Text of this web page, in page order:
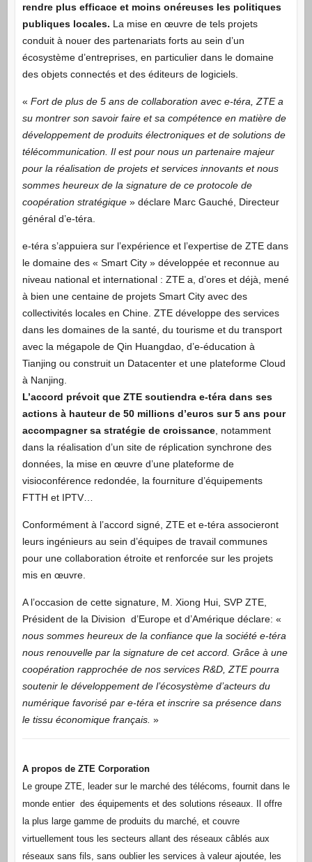
rendre plus efficace et moins onéreuses les politiques
publiques locales. La mise en œuvre de tels projets
conduit à nouer des partenariats forts au sein d’un
écosystème d’entreprises, en particulier dans le domaine
des objets connectés et des éditeurs de logiciels.
« Fort de plus de 5 ans de collaboration avec e-téra, ZTE a
su montrer son savoir faire et sa compétence en matière de
développement de produits électroniques et de solutions de
télécommunication. Il est pour nous un partenaire majeur
pour la réalisation de projets et services innovants et nous
sommes heureux de la signature de ce protocole de
coopération stratégique» déclare Marc Gauché, Directeur
général d’e-téra.
e-téra s’appuiera sur l’expérience et l’expertise de ZTE dans
le domaine des « Smart City » développée et reconnue au
niveau national et international : ZTE a, d’ores et déjà, mené
à bien une centaine de projets Smart City avec des
collectivités locales en Chine. ZTE développe des services
dans les domaines de la santé, du tourisme et du transport
avec la mégapole de Qin Huangdao, d’e-éducation à
Tianjing ou construit un Datacenter et une plateforme Cloud
à Nanjing.
L’accord prévoit que ZTE soutiendra e-téra dans ses
actions à hauteur de 50 millions d’euros sur 5 ans pour
accompagner sa stratégie de croissance, notamment
dans la réalisation d’un site de réplication synchrone des
données, la mise en œuvre d’une plateforme de
visioconférence redondée, la fourniture d’équipements
FTTH et IPTV…
Conformément à l’accord signé, ZTE et e-téra associeront
leurs ingénieurs au sein d’équipes de travail communes
pour une collaboration étroite et renforcée sur les projets
mis en œuvre.
A l’occasion de cette signature, M. Xiong Hui, SVP ZTE,
Président de la Division d’Europe et d’Amérique déclare: «
nous sommes heureux de la confiance que la société e-téra
nous renouvelle par la signature de cet accord. Grâce à une
coopération rapprochée de nos services R&D, ZTE pourra
soutenir le développement de l’écosystème d’acteurs du
numérique favorisé par e-téra et inscrire sa présence dans
le tissu économique français. »
A propos de ZTE Corporation
Le groupe ZTE, leader sur le marché des télécoms, fournit dans le
monde entier des équipements et des solutions réseaux. Il offre
la plus large gamme de produits du marché, et couvre
virtuellement tous les secteurs allant des réseaux câblés aux
réseaux sans fils, sans oublier les services à valeur ajoutée, les